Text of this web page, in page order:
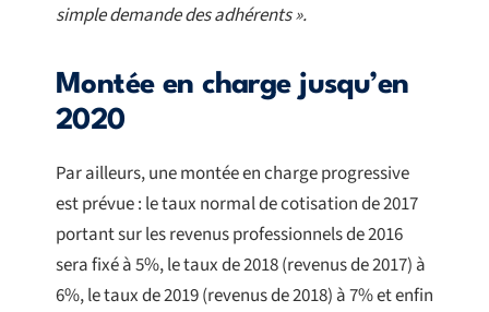
simple demande des adhérents ».
Montée en charge jusqu’en
2020
Par ailleurs, une montée en charge progressive
est prévue : le taux normal de cotisation de 2017
portant sur les revenus professionnels de 2016
sera fixé à 5%, le taux de 2018 (revenus de 2017) à
6%, le taux de 2019 (revenus de 2018) à 7% et enfin